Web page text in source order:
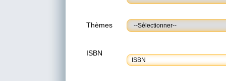
Thèmes
ISBN